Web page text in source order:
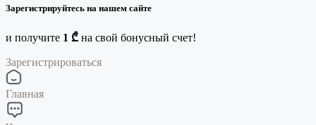
Зарегистрируйтесь на нашем сайте
и получите 1 ₾ на свой бонусный счет!
Зарегистрироваться
Главная